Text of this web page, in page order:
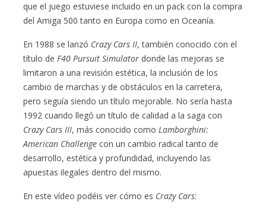
que el juego estuviese incluido en un pack con la compra
del Amiga 500 tanto en Europa como en Oceanía.
En 1988 se lanzó Crazy Cars II, también conocido con el
título deF40 Pursuit Simulator donde las mejoras se
limitaron a una revisión estética, la inclusión de los
cambio de marchas y de obstáculos en la carretera,
pero seguía siendo un título mejorable. No sería hasta
1992 cuando llegó un título de calidad a la saga con
Crazy Cars III, más conocido comoLamborghini:
American Challenge con un cambio radical tanto de
desarrollo, estética y profundidad, incluyendo las
apuestas ilegales dentro del mismo.
En este vídeo podéis ver cómo es Crazy Cars: